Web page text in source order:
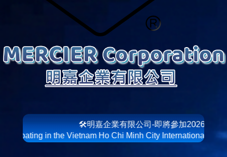
🛠明嘉企業有限公司-即將參加2026年9月16-9/19越南
Vietnam Ho Chi Minh City International Printing and